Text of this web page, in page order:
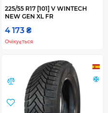
225/55 R17 [101] V WINTECH
NEW GEN XL FR
4 173 ₴
Очікується